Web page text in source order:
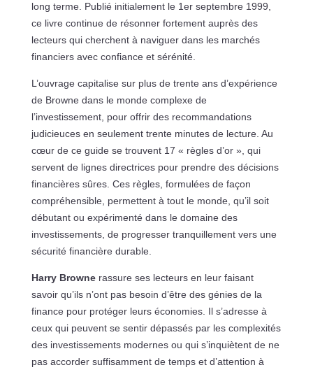
long terme. Publié initialement le 1er septembre 1999,
ce livre continue de résonner fortement auprès des
lecteurs qui cherchent à naviguer dans les marchés
financiers avec confiance et sérénité.
L’ouvrage capitalise sur plus de trente ans d’expérience
de Browne dans le monde complexe de
l’investissement, pour offrir des recommandations
judicieuces en seulement trente minutes de lecture. Au
cœur de ce guide se trouvent 17 « règles d’or », qui
servent de lignes directrices pour prendre des décisions
financières sûres. Ces règles, formulées de façon
compréhensible, permettent à tout le monde, qu’il soit
débutant ou expérimenté dans le domaine des
investissements, de progresser tranquillement vers une
sécurité financière durable.
Harry Brownerassure ses lecteurs en leur faisant
savoir qu’ils n’ont pas besoin d’être des génies de la
finance pour protéger leurs économies. Il s’adresse à
ceux qui peuvent se sentir dépassés par les complexités
des investissements modernes ou qui s’inquiètent de ne
pas accorder suffisamment de temps et d’attention à